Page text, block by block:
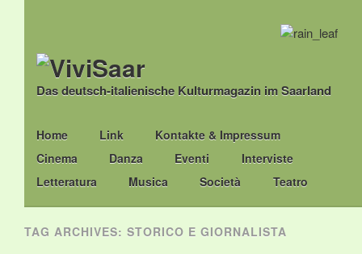
Das deutsch-italienische Kulturmagazin im Saarland
Main menu
Skip
to
content
Home Link
Kontakte & Impressum
Cinema
Danza Eventi
Interviste
Letteratura
Musica Società Teatro
TAG ARCHIVES: STORICO E GIORNALISTA